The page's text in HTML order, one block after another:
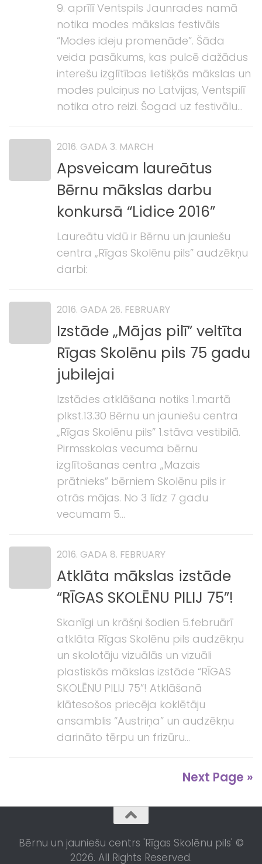
9. aprīlī Ventspils Jaunrades namā
notika modes mākslas festivāls
“Modes ideju promenāde”. Šāda
veida pasākums, kas pulcē dažādus
interešu izglītības lietišķās mākslas un
modes pulciņus no Latvijas, Ventspilī
notika otro reizi. Šogad uz festivālu...
2016. GADA 3. MARCH
Apsveicam laureātus
Bērnu mākslas darbu
konkursā “Lidice 2016”
Laureātu vidū ir Bērnu un jauniešu
centra „Rīgas Skolēnu pils” audzēkņu
darbi:
2016. GADA 26. FEBRUARY
Izstāde „Mājas pilī” veltīta
Rīgas Skolēnu pils 75 gadu
jubilejai
Izstādes atklāšana notiks 1.martā
plkst.13.30 Bērnu un jauniešu centra
„Rīgas Skolēnu pils” 1.stāva vestibilā.
Pirmsskolas vecuma bērnu
izglītošanas centra „Mazais
prātnieks” bērniem Skolēnu pils ir
otrās mājas. No 3 līdz 7 gadu
vecumam 5...
2016. GADA 8. FEBRUARY
Atklāta mākslas izstāde
“RĪGAS SKOLĒNU PILIJ 75”!
Skanīgi un krāšņi šodien 5.februārī
atklāta Rīgas Skolēnu pils audzēkņu
un skolotāju vizuālās un vizuāli
plastiskās mākslas izstāde “RĪGAS
SKOLĒNU PILIJ 75”! Atklāšanā
klātesošos priecēja koklētāju
ansamblis “Austriņa” un audzēkņu
darināto tērpu un frizūru...
Next Page »
Bērnu un jauniešu centrs 'Rīgas Skolēnu pils' ©
2026. All Rights Reserved.